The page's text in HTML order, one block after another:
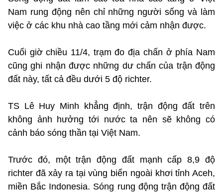
Nam rung động nên chỉ những người sống và làm
việc ở các khu nhà cao tầng mới cảm nhận được.
Cuối giờ chiều 11/4, trạm đo địa chấn ở phía Nam
cũng ghi nhận được những dư chấn của trận động
đất này, tất cả đều dưới 5 độ richter.
TS Lê Huy Minh khẳng định, trận động đất trên
không ảnh hưởng tới nước ta nên sẽ không có
cảnh báo sóng thần tại Việt Nam.
Trước đó, một trận động đất mạnh cấp 8,9 độ
richter đã xảy ra tại vùng biển ngoài khơi tỉnh Aceh,
miền Bắc Indonesia. Sóng rung động trận động đất